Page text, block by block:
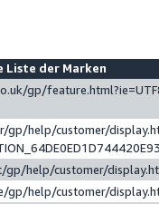
Liste der Marken
gp/
gp/help/customer/
gp/help/customer/
gp/help/customer/